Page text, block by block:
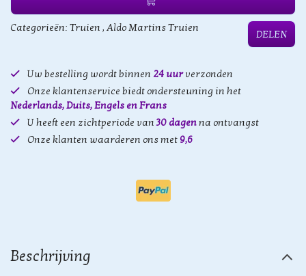
Categorieën: Truien , Aldo Martins Truien
DELEN
Uw bestelling wordt binnen 24 uurverzonden
Onze klantenservice biedt ondersteuning in het
Nederlands, Duits, Engels en Frans
U heeft een zichtperiode van30 dagenna ontvangst
Onze klanten waarderen ons met 9,6
Beschrijving